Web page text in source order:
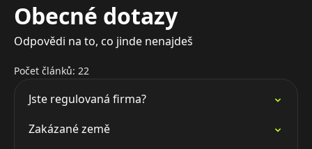
Obecné dotazy
Odpovědi na to, co jinde nenajdeš
Počet článků: 22
Jste regulovaná firma?
Zakázané země